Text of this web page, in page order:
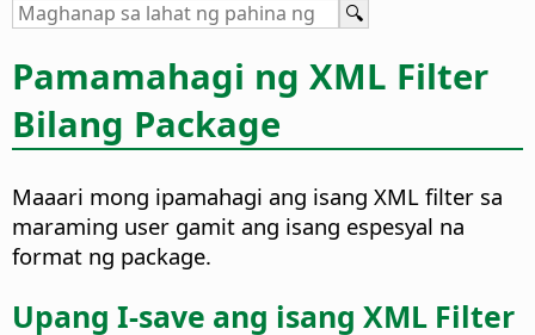
Pamamahagi ng XML Filter
Bilang Package
Maaari mong ipamahagi ang isang XML filter sa
maraming user gamit ang isang espesyal na
format ng package.
Upang I-save ang isang XML Filter